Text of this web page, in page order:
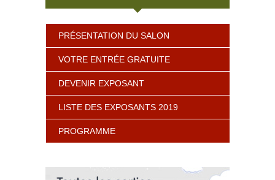
PRÉSENTATION DU SALON
VOTRE ENTRÉE GRATUITE
DEVENIR EXPOSANT
LISTE DES EXPOSANTS 2019
PROGRAMME